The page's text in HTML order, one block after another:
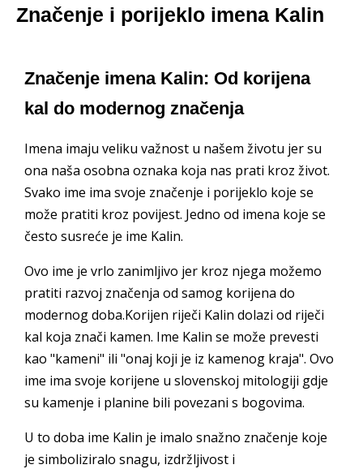
Značenje i porijeklo imena Kalin
Značenje imena Kalin: Od korijena
kal do modernog značenja
Imena imaju veliku važnost u našem životu jer su
ona naša osobna oznaka koja nas prati kroz život.
Svako ime ima svoje značenje i porijeklo koje se
može pratiti kroz povijest. Jedno od imena koje se
često susreće je ime Kalin.
Ovo ime je vrlo zanimljivo jer kroz njega možemo
pratiti razvoj značenja od samog korijena do
modernog doba.Korijen riječi Kalin dolazi od riječi
kal koja znači kamen. Ime Kalin se može prevesti
kao "kameni" ili "onaj koji je iz kamenog kraja". Ovo
ime ima svoje korijene u slovenskoj mitologiji gdje
su kamenje i planine bili povezani s bogovima.
U to doba ime Kalin je imalo snažno značenje koje
je simboliziralo snagu, izdržljivost i